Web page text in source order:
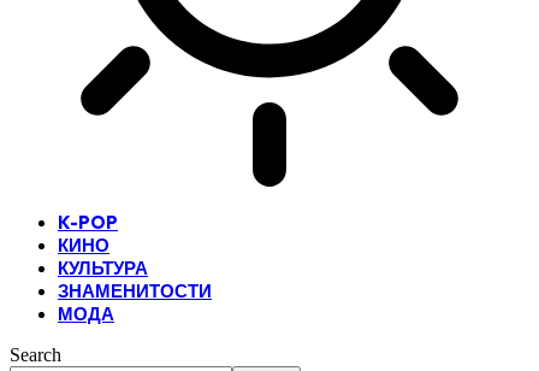
K-POP
КИНО
КУЛЬТУРА
ЗНАМЕНИТОСТИ
МОДА
Search